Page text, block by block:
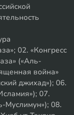
02. «Конгресс
(«Аль-
война»
джихад»); 06.
07.
Муслимун»); 08.